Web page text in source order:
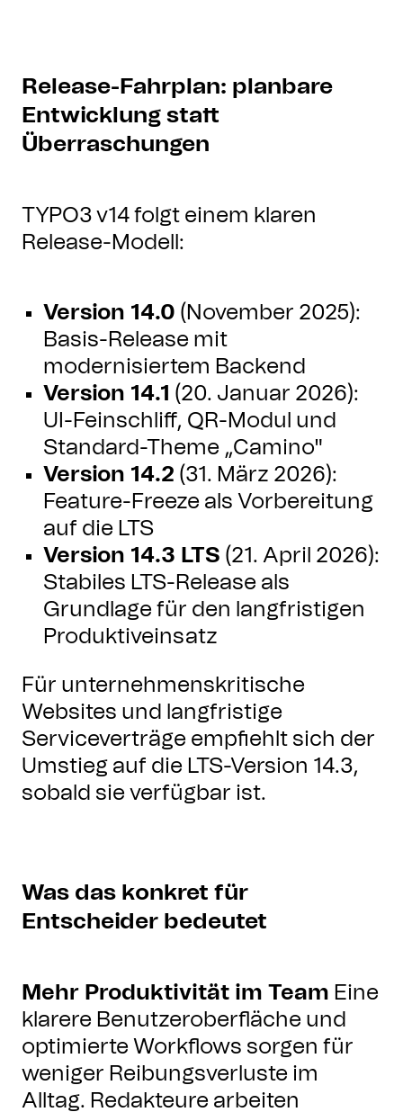
Release-Fahrplan: planbare
Entwicklung statt
Überraschungen
TYPO3 v14 folgt einem klaren
Release-Modell:
Version 14.0 (November 2025):
Basis-Release mit
modernisiertem Backend
Version 14.1 (20. Januar 2026):
UI-Feinschliff, QR-Modul und
Standard-Theme „Camino"
Version 14.2 (31. März 2026):
Feature-Freeze als Vorbereitung
auf die LTS
Version 14.3 LTS (21. April 2026):
Stabiles LTS-Release als
Grundlage für den langfristigen
Produktiveinsatz
Für unternehmenskritische
Websites und langfristige
Serviceverträge empfiehlt sich der
Umstieg auf die LTS-Version 14.3,
sobald sie verfügbar ist.
Was das konkret für
Entscheider bedeutet
Mehr Produktivität im Team Eine
klarere Benutzeroberfläche und
optimierte Workflows sorgen für
weniger Reibungsverluste im
Alltag. Redakteure arbeiten